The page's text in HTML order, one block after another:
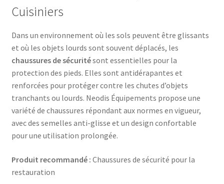
Cuisiniers
Dans un environnement où les sols peuvent être glissants
et où les objets lourds sont souvent déplacés, les
chaussures de sécuritésont essentielles pour la
protection des pieds. Elles sont antidérapantes et
renforcées pour protéger contre les chutes d’objets
tranchants ou lourds. Neodis Équipements propose une
variété de chaussures répondant aux normes en vigueur,
avec des semelles anti-glisse et un design confortable
pour une utilisation prolongée.
Produit recommandé : Chaussures de sécurité pour la
restauration